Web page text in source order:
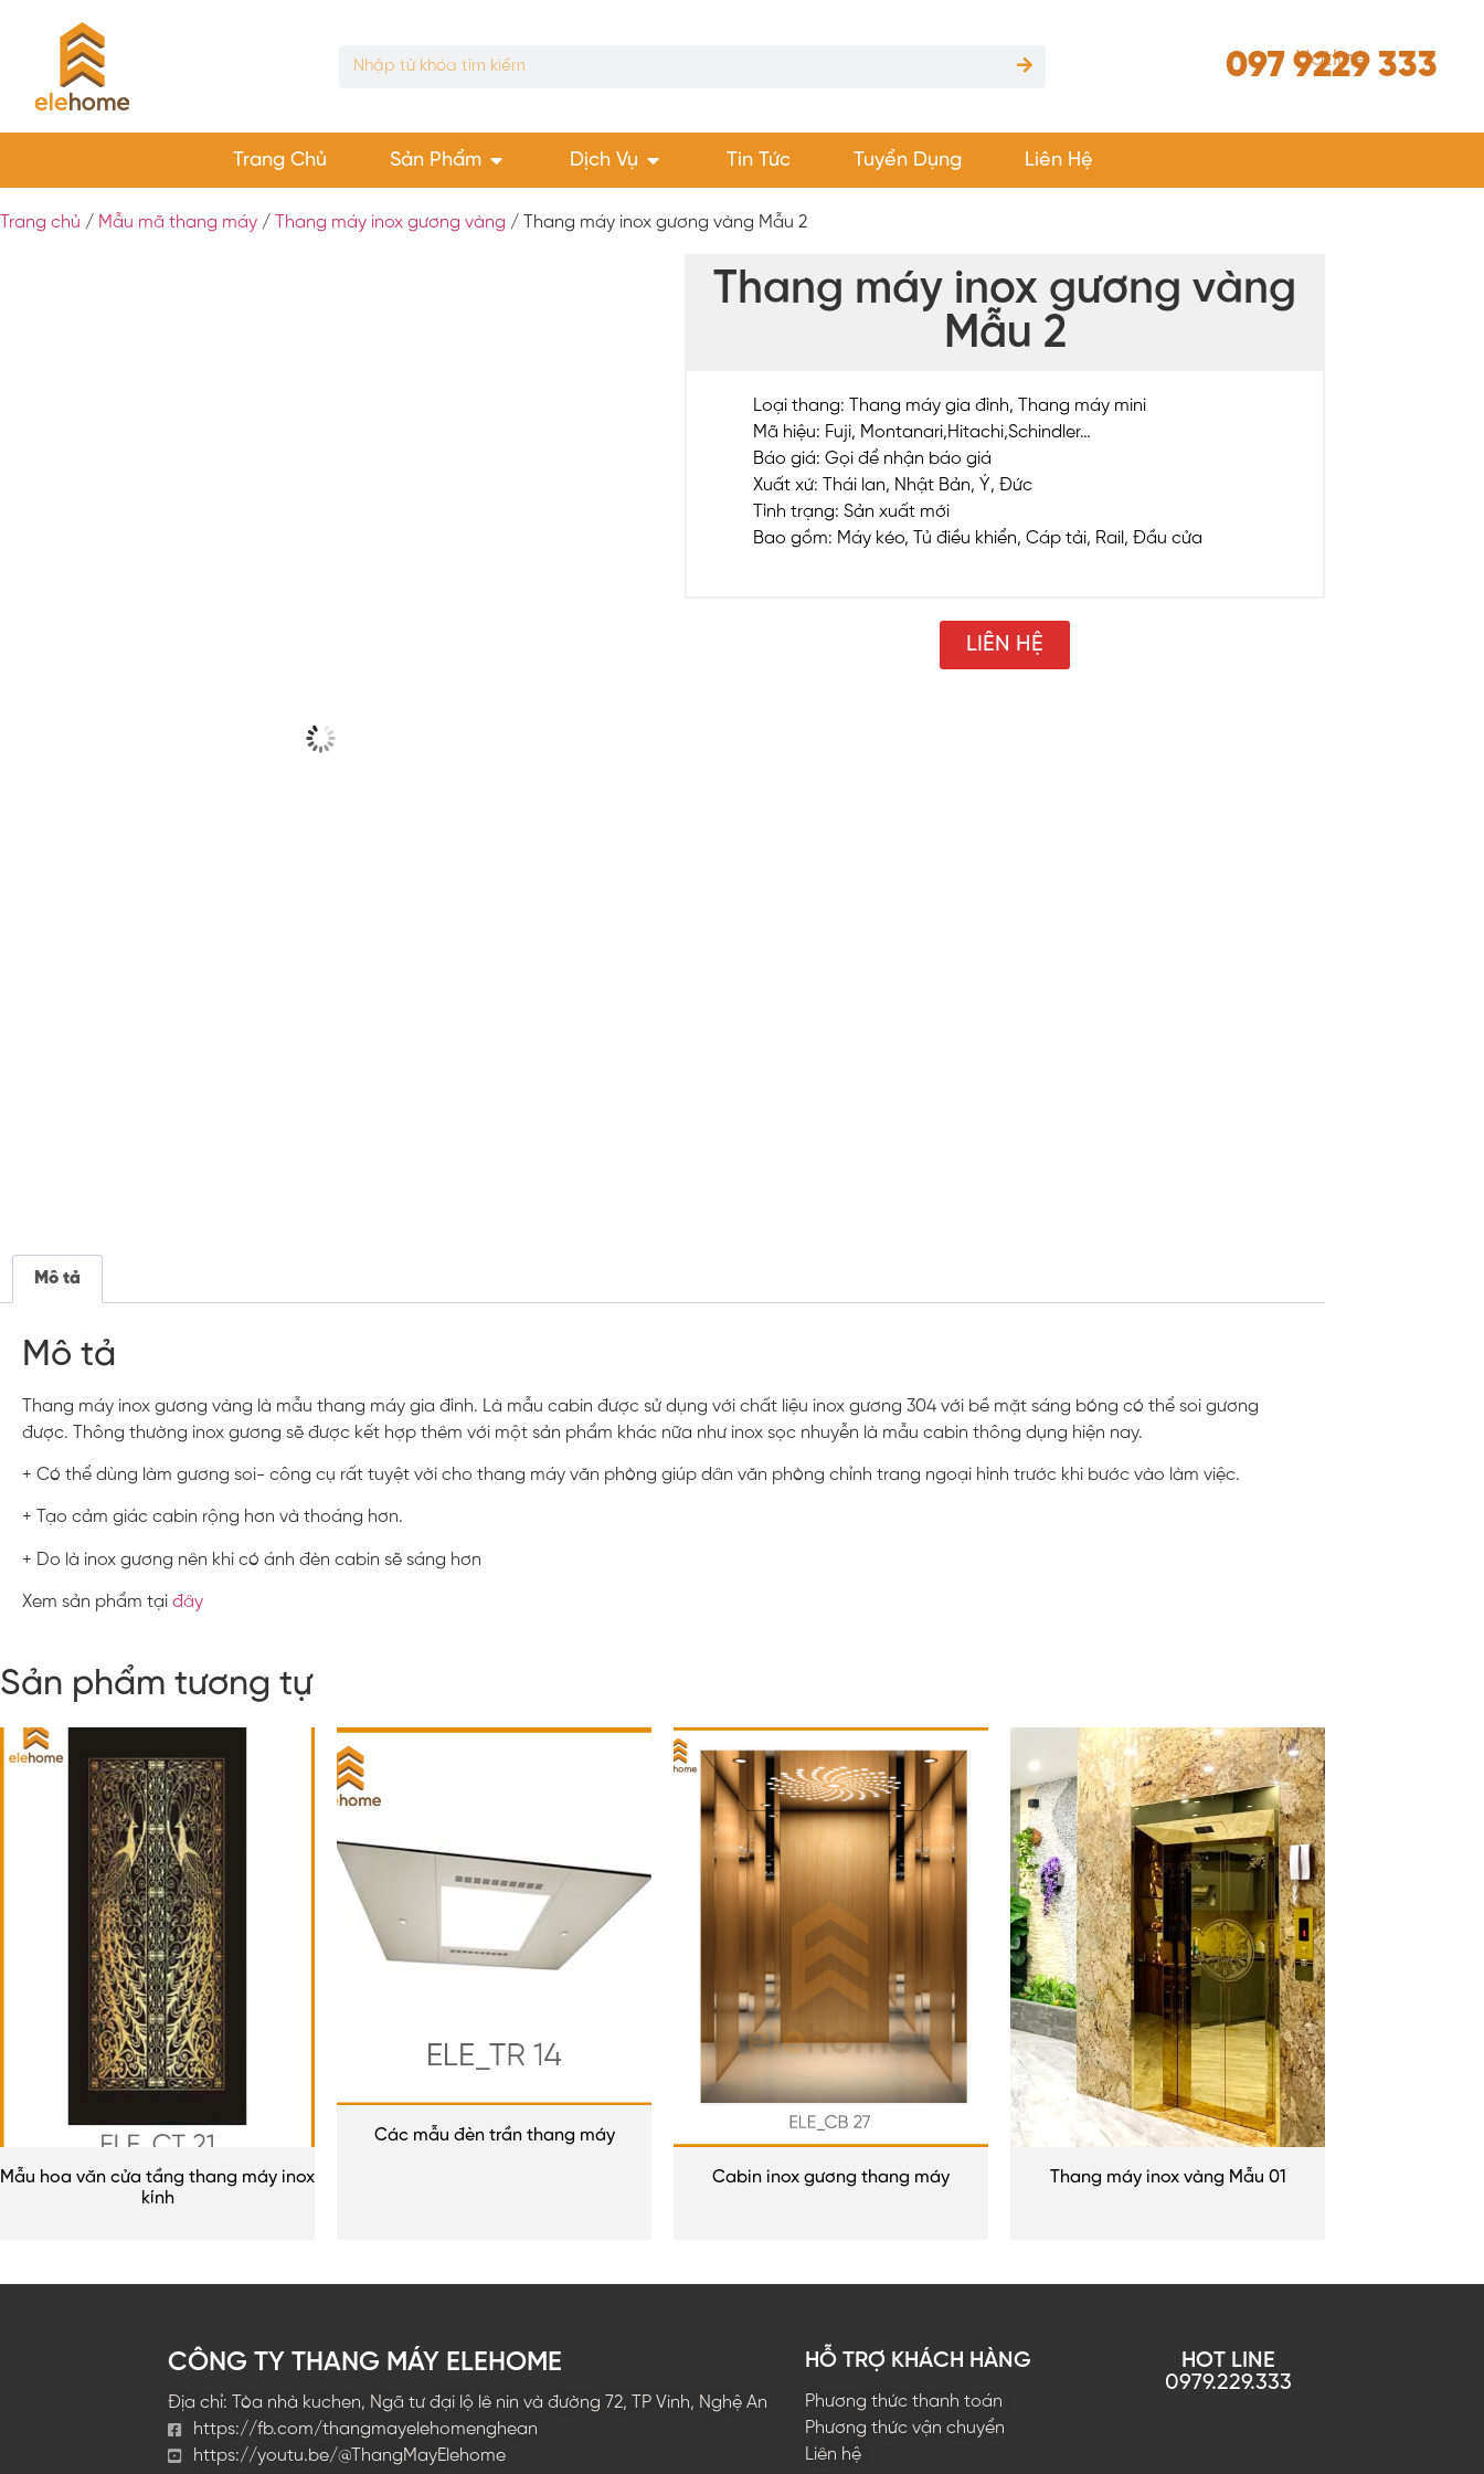
Hotline
097 9229 333
Trang Chủ Sản Phẩm Dịch Vụ Tin Tức Tuyển Dụng Liên Hệ
Trang chủ / Mẫu mã thang máy / Thang máy inox gương vàng / Thang máy inox gương vàng Mẫu 2
Thang máy inox gương vàng
Mẫu 2
Loại thang: Thang máy gia đình, Thang máy mini
Mã hiệu: Fuji, Montanari,Hitachi,Schindler…
Báo giá: Gọi để nhận báo giá
Xuất xứ: Thái lan, Nhật Bản, Ý, Đức
Tình trạng: Sản xuất mới
Bao gồm: Máy kéo, Tủ điều khiển, Cáp tải, Rail, Đầu cửa
LIÊN HỆ
Mô tả
Mô tả
Thang máy inox gương vàng là mẫu thang máy gia đình. Là mẫu cabin được sử dụng với chất liệu inox gương 304 với bề mặt sáng bóng có thể soi gương
được. Thông thường inox gương sẽ được kết hợp thêm với một sản phẩm khác nữa như inox sọc nhuyễn là mẫu cabin thông dụng hiện nay.
+ Có thể dùng làm gương soi- công cụ rất tuyệt vời cho thang máy văn phòng giúp dân văn phòng chỉnh trang ngoại hình trước khi bước vào làm việc.
+ Tạo cảm giác cabin rộng hơn và thoáng hơn.
+ Do là inox gương nên khi có ánh đèn cabin sẽ sáng hơn
Xem sản phẩm tại đây
Sản phẩm tương tự
Mẫu hoa văn cửa tầng thang máy inox
kính
Các mẫu đèn trần thang máy
Cabin inox gương thang máy Thang máy inox vàng Mẫu 01
CÔNG TY THANG MÁY ELEHOME
Địa chỉ: Tòa nhà kuchen, Ngã tư đại lộ lê nin và đường 72, TP Vinh, Nghệ An
https://fb.com/thangmayelehomenghean
https://youtu.be/@ThangMayElehome
HỖ TRỢ KHÁCH HÀNG
Phương thức thanh toán
Phương thức vận chuyển
Liên hệ
HOT LINE
0979.229.333